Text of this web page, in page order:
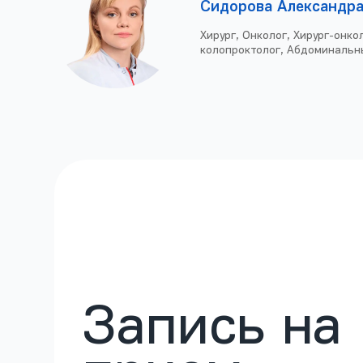
Сидорова
Хирург, Онколог, Хирург-
колопроктолог,
Запись на